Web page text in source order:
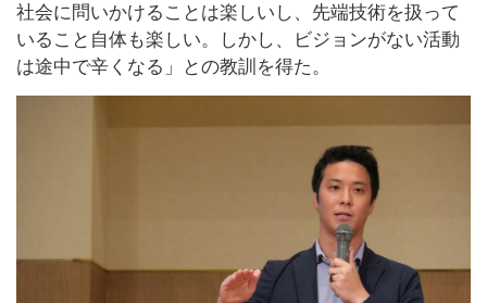
社会に問いかけることは楽しいし、先端技術を扱って
いること自体も楽しい。しかし、ビジョンがない活動
は途中で辛くなる」との教訓を得た。